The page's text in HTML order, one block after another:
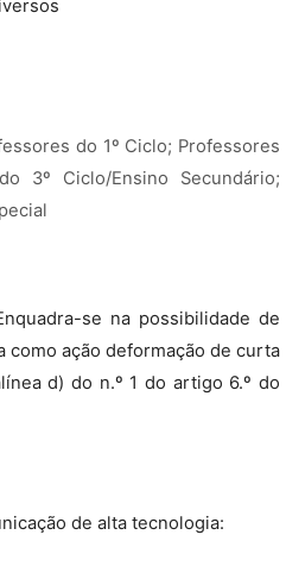
do 1º Ciclo; Professores
3º Ciclo/Ensino Secundário;
se na possibilidade de
ação deformação de curta
d) do n.º 1 do artigo 6.º do
de alta tecnologia: